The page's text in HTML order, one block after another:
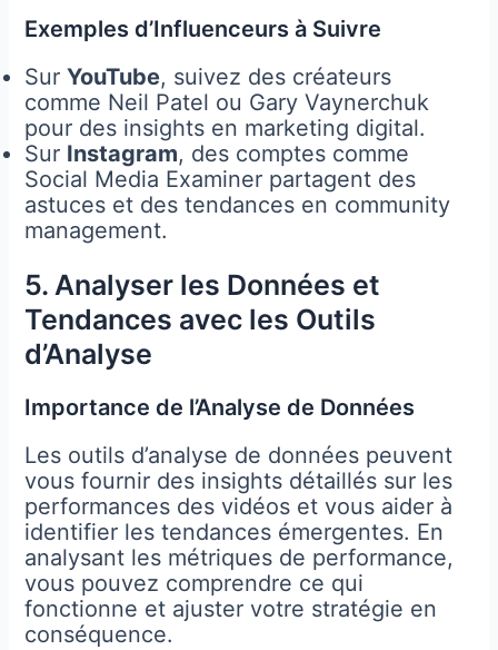
Exemples d’Influenceurs à Suivre
SurYouTube, suivez des créateurs
comme Neil Patel ou Gary Vaynerchuk
pour des insights en marketing digital.
Sur Instagram, des comptes comme
Social Media Examiner partagent des
astuces et des tendances en community
management.
5. Analyser les Données et
Tendances avec les Outils
d’Analyse
Importance de l’Analyse de Données
Les outils d’analyse de données peuvent
vous fournir des insights détaillés sur les
performances des vidéos et vous aider à
identifier les tendances émergentes. En
analysant les métriques de performance,
vous pouvez comprendre ce qui
fonctionne et ajuster votre stratégie en
conséquence.